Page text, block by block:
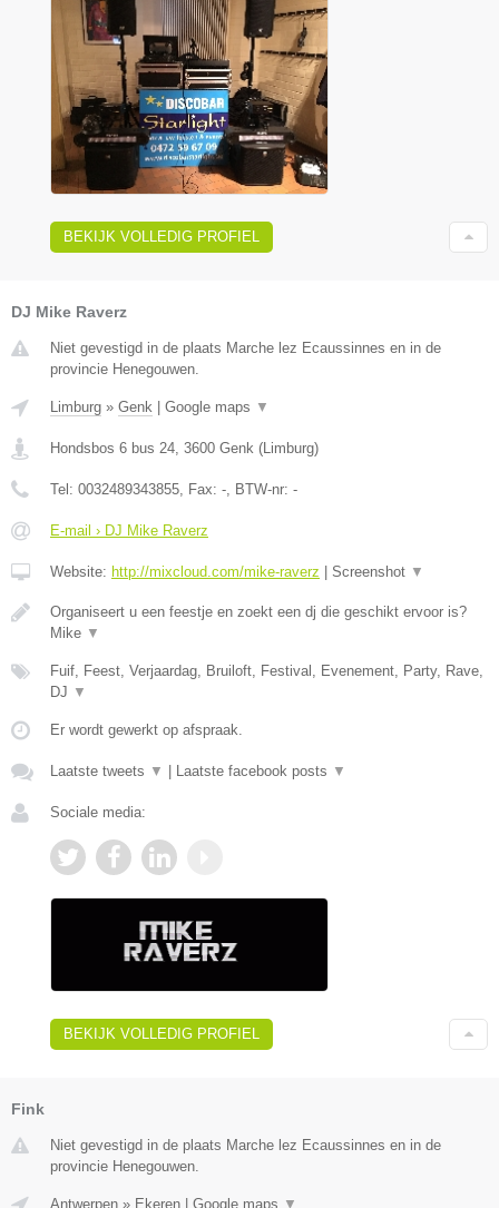
BEKIJK VOLLEDIG PROFIEL
DJ Mike Raverz
Niet gevestigd in de plaats Marche lez Ecaussinnes en in de
provincie Henegouwen.
Limburg » Genk Google maps ▼
Hondsbos 6 bus 24, 3600 Genk (Limburg)
Tel: 0032489343855, Fax: -, BTW-nr: -
E-mail › DJ Mike Raverz
Website: http://mixcloud.com/mike-raverz Screenshot ▼
Organiseert u een feestje en zoekt een dj die geschikt ervoor is?
Mike ▼
Fuif, Feest, Verjaardag, Bruiloft, Festival, Evenement, Party, Rave,
DJ ▼
Er wordt gewerkt op afspraak.
Laatste tweets ▼ Laatste facebook posts ▼
Sociale media:
BEKIJK VOLLEDIG PROFIEL
Fink
Niet gevestigd in de plaats Marche lez Ecaussinnes en in de
provincie Henegouwen.
Antwerpen » Ekeren Google maps ▼